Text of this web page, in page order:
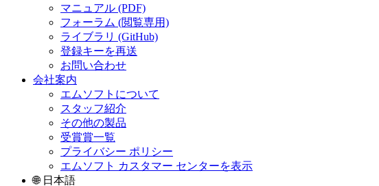
マニュアル (PDF)
フォーラム (閲覧専用)
ライブラリ (GitHub)
登録キーを再送
お問い合わせ
会社案内
エムソフトについて
スタッフ紹介
その他の製品
受賞賞一覧
プライバシー ポリシー
エムソフト カスタマー センターを表示
🌐 日本語